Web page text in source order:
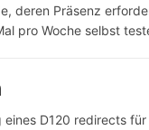
deren Präsenz
pro Woche selbst
eines D120 redirects